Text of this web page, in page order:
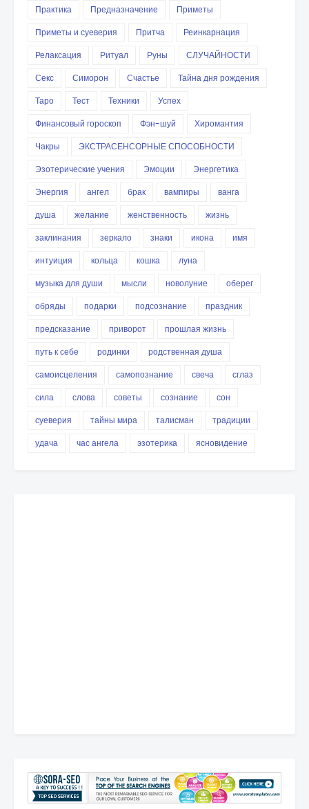
Практика
Предназначение
Приметы
Приметы и суеверия
Притча
Реинкарнация
Релаксация
Ритуал Руны
СЛУЧАЙНОСТИ
Секс
Симорон Счастье
Тайна дня рождения
Таро
Тест Техники
Успех
Финансовый гороскоп
Фэн-шуй
Хиромантия
Чакры
ЭКСТРАСЕНСОРНЫЕ СПОСОБНОСТИ
Эзотерические учения
Эмоции
Энергетика
Энергия
ангел брак вампиры
ванга
душа
желание женственность
жизнь
заклинания
зеркало знаки икона
имя
интуиция
кольца кошка
луна
музыка для души
мысли новолуние
оберег
обряды
подарки подсознание
праздник
предсказание
приворот
прошлая жизнь
путь к себе
родинки
родственная душа
самоисцеления
самопознание свеча
сглаз
сила
слова советы сознание
сон
суеверия
тайны мира талисман
традиции
удача
час ангела эзотерика ясновидение